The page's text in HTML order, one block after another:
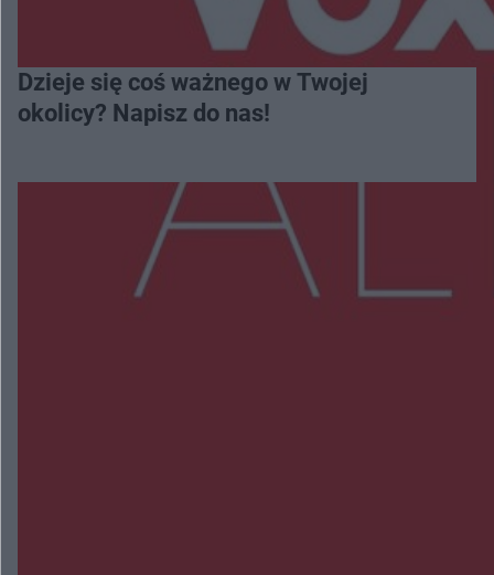
Dzieje się coś ważnego w Twojej
okolicy? Napisz do nas!
Więcej